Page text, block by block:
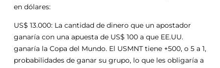
en dólares:
US$ 13.000: La cantidad de dinero que un apostador
ganaría con una apuesta de US$ 100 a que EE.UU.
ganaría la Copa del Mundo. El USMNT tiene +500, o 5 a 1,
probabilidades de ganar su grupo, lo que les obligaría a